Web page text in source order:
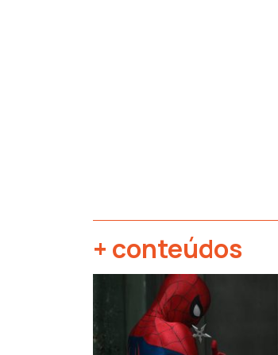
+ conteúdos